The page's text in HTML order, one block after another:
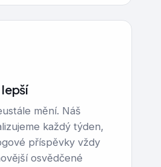
mění. Náš
každý týden,
příspěvky vždy
osvědčené